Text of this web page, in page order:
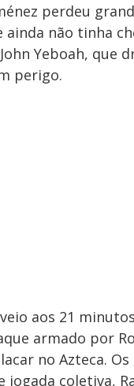
perdeu
ainda não tinha
Yeboah, que
perigo.
aos 21
armado por
no Azteca.
coletiva,